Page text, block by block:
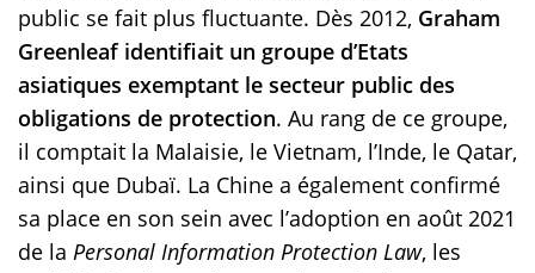
public se fait plus fluctuante. Dès 2012, Graham
Greenleaf identifiait un groupe d’Etats
asiatiques exemptant le secteur public des
obligations de protection. Au rang de ce groupe,
il comptait la Malaisie, le Vietnam, l’Inde, le Qatar,
ainsi que Dubaï. La Chine a également confirmé
sa place en son sein avec l’adoption en août 2021
de la Personal Information Protection Law, les